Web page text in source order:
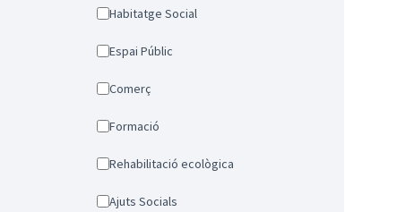
Habitatge Social
Espai Públic
Comerç
Formació
Rehabilitació ecològica
Ajuts Socials